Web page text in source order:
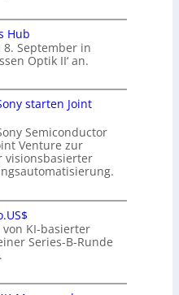
Hub
September in
Optik II‘ an.
starten Joint
Semiconductor
Venture zur
visionsbasierter
KI-basierter
Series-B-Runde